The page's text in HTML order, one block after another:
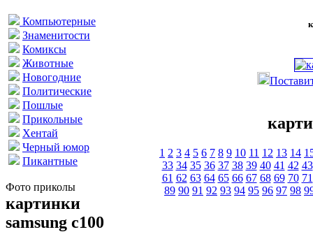
Компьютерные
Знаменитости
Комиксы
Животные
Новогодние
Политические
Пошлые
Прикольные
Хентай
Черный юмор
Пикантные
Фото приколы
картинки
samsung c100
1 2 3 4 5 6 7 8 9 10 11 12 13 14
33 34 35 36 37 38 39 40 41 42 43
61 62 63 64 65 66 67 68 69 70 71
89 90 91 92 93 94 95 96 97 98